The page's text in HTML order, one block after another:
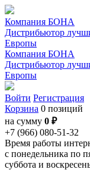
Компания БОНА
Дистрибьютор
Европы
Компания БОНА
Дистрибьютор
Европы
Войти Регистрация
Корзина 0 позиций
на сумму 0 ₽
+7 (966) 080-51-32
Время работы
с понедельника по
суббота и